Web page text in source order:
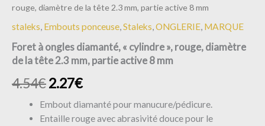
rouge, diamètre de la tête 2.3 mm, partie active 8 mm
staleks, Embouts ponceuse,Staleks,ONGLERIE, MARQUE
Foret à ongles diamanté, « cylindre », rouge, diamètre
de la tête 2.3 mm, partie active 8 mm
4.54€2.27€
Embout diamanté pour manucure/pédicure.
Entaille rouge avec abrasivité douce pour le